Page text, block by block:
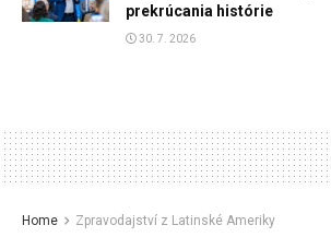
prekrúcania histórie
30. 7. 2026
Home Zpravodajství z Latinské Ameriky